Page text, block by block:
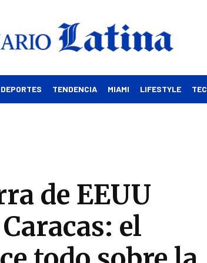
DEPORTES TENDENCIA MIAMI LIFESTYLE
de EEUU
el